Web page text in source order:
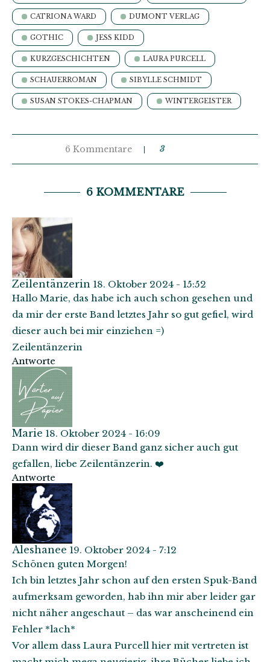
CATRIONA WARD DUMONT VERLAG
GOTHIC JESS KIDD
KURZGESCHICHTEN LAURA PURCELL
SCHAUERROMAN SIBYLLE SCHMIDT
SUSAN STOKES-CHAPMAN WINTERGEISTER
6 Kommentare 3
6 KOMMENTARE
Zeilentänzerin 18. Oktober 2024 - 15:52
Hallo Marie, das habe ich auch schon gesehen und
da mir der erste Band letztes Jahr so gut gefiel, wird
dieser auch bei mir einziehen =)
Zeilentänzerin
Antworte
Marie 18. Oktober 2024 - 16:09
Dann wird dir dieser Band ganz sicher auch gut
gefallen, liebe Zeilentänzerin. ❤️
Antworte
Aleshanee 19. Oktober 2024 - 7:12
Schönen guten Morgen!
Ich bin letztes Jahr schon auf den ersten Spuk-Band
aufmerksam geworden, hab ihn mir aber leider gar
nicht näher angeschaut – das war anscheinend ein
Fehler *lach*
Vor allem dass Laura Purcell hier mit vertreten ist